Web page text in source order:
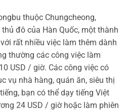
thuộc Chungcheong,
thủ đô của Hàn Quốc, một thành
rất nhiều việc làm thêm dành
thường các công việc làm
USD / giờ. Các công việc có
vụ nhà hàng, quán ăn, siêu thị
bạn có thể dạy tiếng Việt
24 USD / giờ hoặc làm phiên